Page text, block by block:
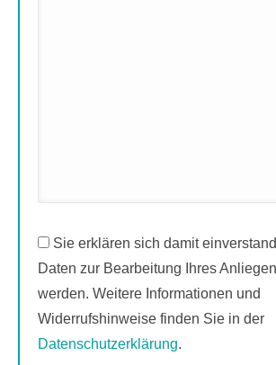
Sie erklären sich damit
Daten zur Bearbeitung Ihres
werden. Weitere Informationen und
Widerrufshinweise finden Sie in der
Datenschutzerklärung.